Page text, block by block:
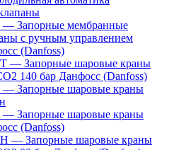
Запорные мембранные
с ручным управлением
(Danfoss)
— Запорные шаровые краны
140 бар Данфосс (Danfoss)
— Запорные шаровые краны
— Запорные шаровые краны
(Danfoss)
— Запорные шаровые краны